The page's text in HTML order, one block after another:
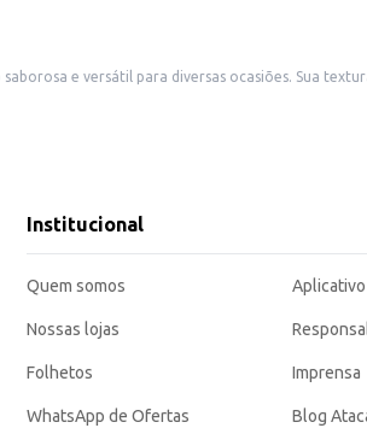
de chocolate agradam a diferentes paladares, tornando-o ideal para consumo
agradável e satisfaz tanto o consumidor
Institucional
Quem somos
Nossas lojas
Folhetos
WhatsApp de Ofertas
Imprensa
Blog